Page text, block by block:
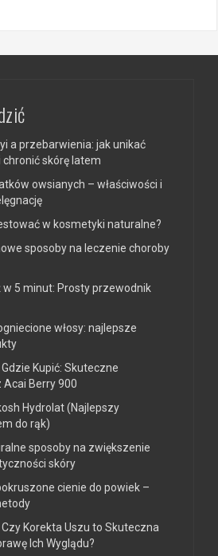
a przebarwienia: jak unikać
skórę latem
owsianych – właściwości i
w kosmetyki naturalne?
sposoby na leczenie choroby
w 5 minut: Prosty przewodnik
włosy: najlepsze
Kupić: Skuteczne
Berry 900
Hydrolat (Najlepszy
do rąk)
sposoby na zwiększenie
skóry
cienie do powiek –
Czy Korekta Uszu to Skuteczna
Ich Wyglądu?